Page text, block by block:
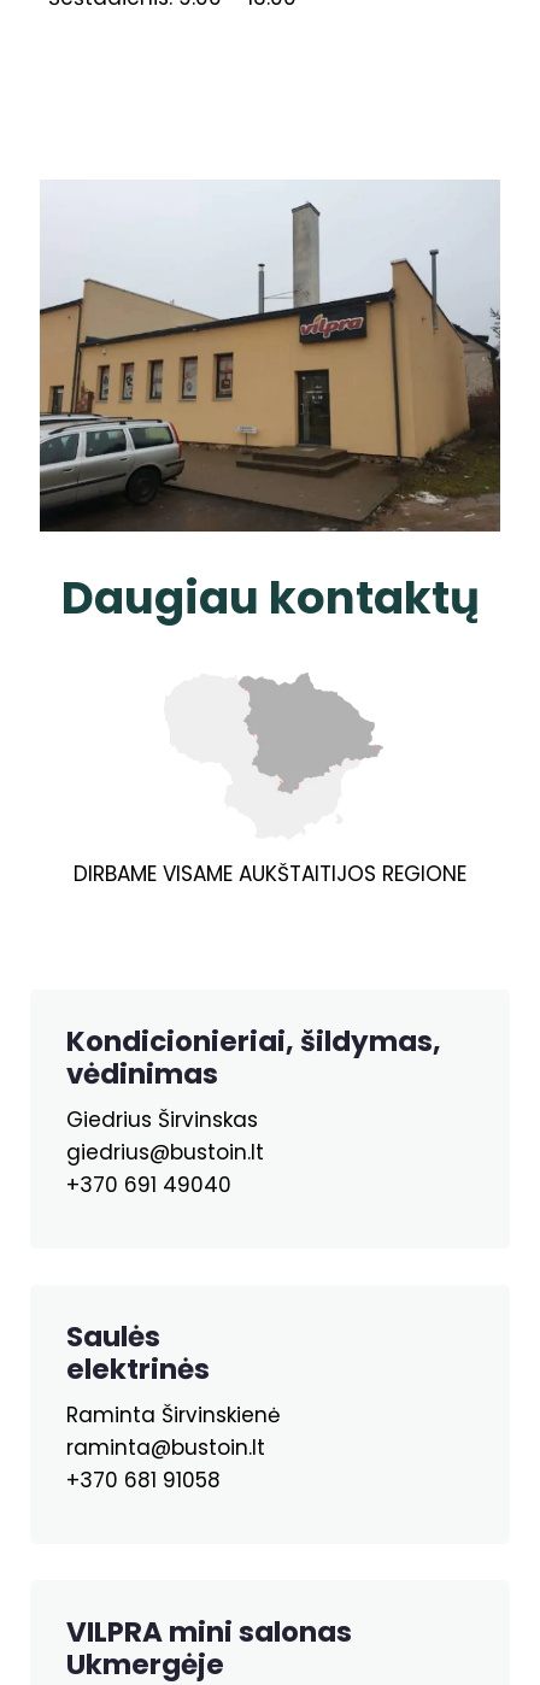
Daugiau kontaktų
DIRBAME VISAME AUKŠTAITIJOS REGIONE
Kondicionieriai, šildymas,
vėdinimas
Giedrius Širvinskas
giedrius@bustoin.lt
+370 691 49040
Saulės
elektrinės
Raminta Širvinskienė
raminta@bustoin.lt
+370 681 91058
VILPRA mini salonas
Ukmergėje